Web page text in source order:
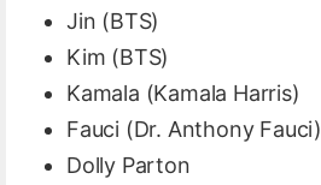
Jin (BTS)
Kim (BTS)
Kamala (Kamala Harris)
Fauci (Dr. Anthony Fauci)
Dolly Parton